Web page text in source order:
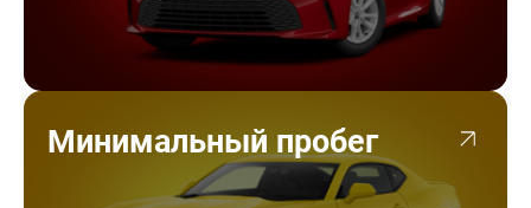
Минимальный пробег